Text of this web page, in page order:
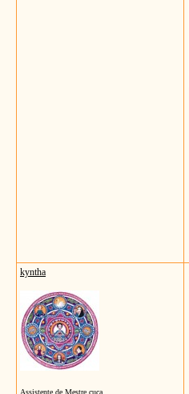
kyntha
Assistente de Mestre cuca